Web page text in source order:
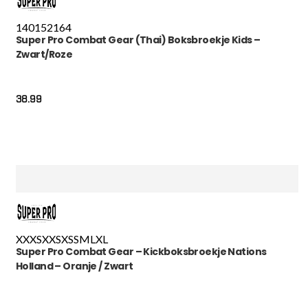
140152164
Super Pro Combat Gear (Thai) Boksbroekje Kids –
Zwart/Roze
38.99
XXXSXXSXSSMLXL
Super Pro Combat Gear – Kickboksbroekje Nations
Holland – Oranje / Zwart